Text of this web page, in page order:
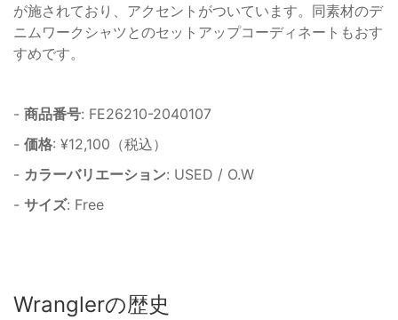
が施されており、アクセントがついています。同素材のデ
ニムワークシャツとのセットアップコーディネートもおす
すめです。
- 商品番号: FE26210-2040107
- 価格: ¥12,100（税込）
- カラーバリエーション: USED / O.W
- サイズ: Free
Wranglerの歴史